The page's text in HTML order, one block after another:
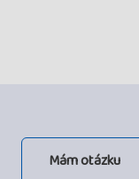
Mám otázku